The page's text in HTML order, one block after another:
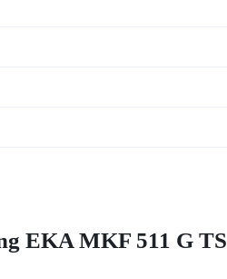
EKA MKF 511 G TS